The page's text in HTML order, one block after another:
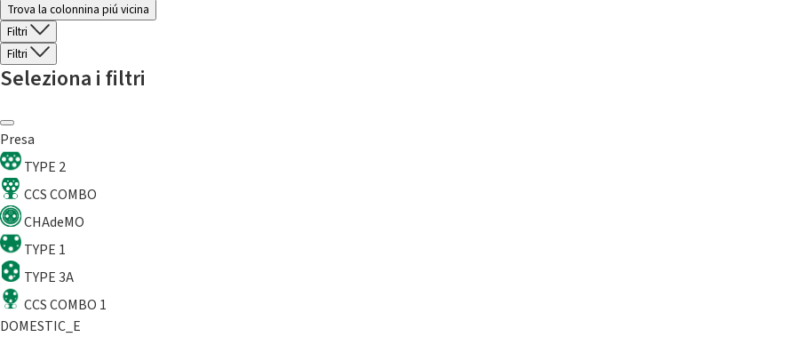
Trova la colonnina piú vicina
Filtri
Filtri
Seleziona i filtri
Presa
TYPE 2
CCS COMBO
CHAdeMO
TYPE 1
TYPE 3A
CCS COMBO 1
DOMESTIC_E